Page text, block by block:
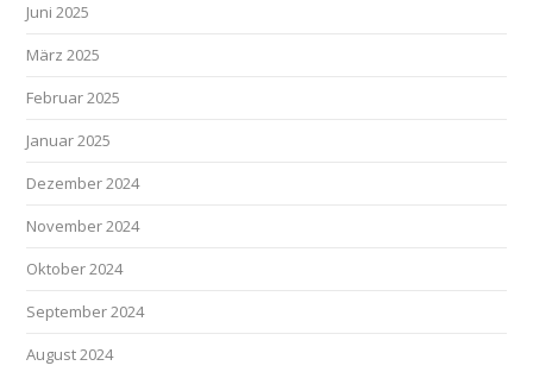
Juni 2025
März 2025
Februar 2025
Januar 2025
Dezember 2024
November 2024
Oktober 2024
September 2024
August 2024